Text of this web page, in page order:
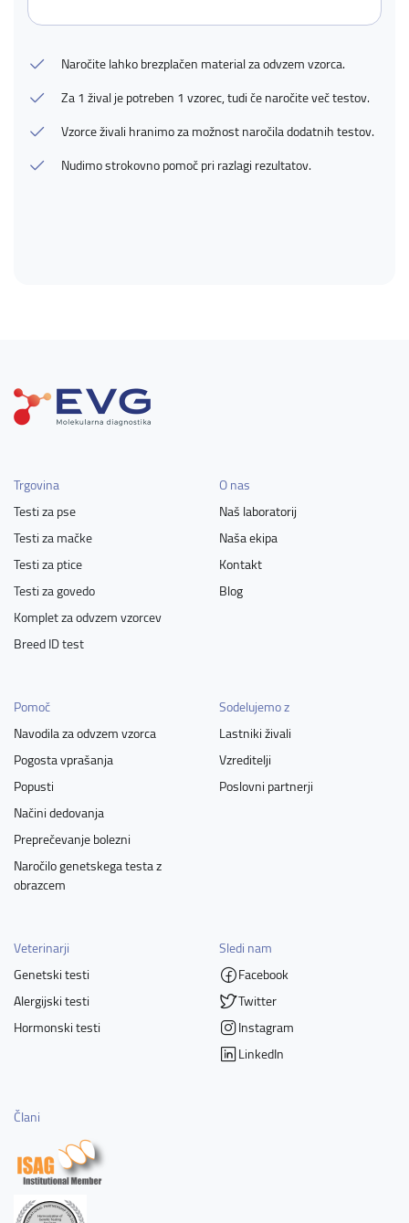
Naročite lahko brezplačen material za odvzem vzorca.
Za 1 žival je potreben 1 vzorec, tudi če naročite več testov.
Vzorce živali hranimo za možnost naročila dodatnih testov.
Nudimo strokovno pomoč pri razlagi rezultatov.
Trgovina
Testi za pse
Testi za mačke
Testi za ptice
Testi za govedo
Komplet za odvzem vzorcev
Breed ID test
O nas
Naš laboratorij
Naša ekipa
Kontakt
Blog
Pomoč
Navodila za odvzem vzorca
Pogosta vprašanja
Popusti
Načini dedovanja
Preprečevanje bolezni
Naročilo genetskega testa z
obrazcem
Sodelujemo z
Lastniki živali
Vzreditelji
Poslovni partnerji
Veterinarji
Genetski testi
Alergijski testi
Hormonski testi
Sledi nam
Facebook
Twitter
Instagram
LinkedIn
Člani